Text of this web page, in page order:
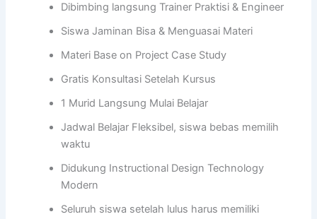
Dibimbing langsung Trainer Praktisi & Engineer
Siswa Jaminan Bisa & Menguasai Materi
Materi Base on Project Case Study
Gratis Konsultasi Setelah Kursus
1 Murid Langsung Mulai Belajar
Jadwal Belajar Fleksibel, siswa bebas memilih
waktu
Didukung Instructional Design Technology
Modern
Seluruh siswa setelah lulus harus memiliki